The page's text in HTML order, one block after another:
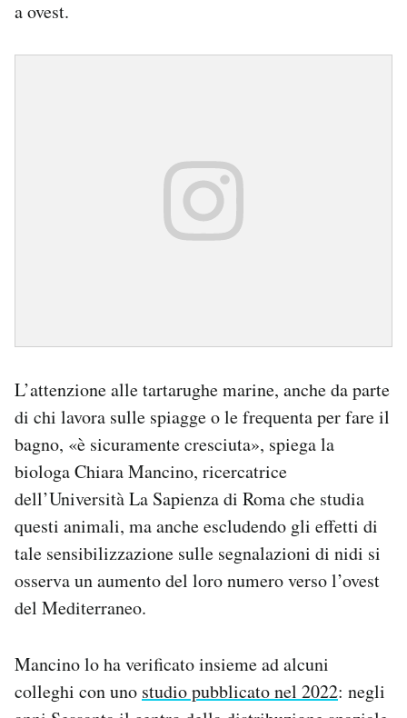
a ovest.
L’attenzione alle tartarughe marine, anche da parte
di chi lavora sulle spiagge o le frequenta per fare il
bagno, «è sicuramente cresciuta», spiega la
biologa Chiara Mancino, ricercatrice
dell’Università La Sapienza di Roma che studia
questi animali, ma anche escludendo gli effetti di
tale sensibilizzazione sulle segnalazioni di nidi si
osserva un aumento del loro numero verso l’ovest
del Mediterraneo.
Mancino lo ha verificato insieme ad alcuni
colleghi con uno studio pubblicato nel 2022: negli